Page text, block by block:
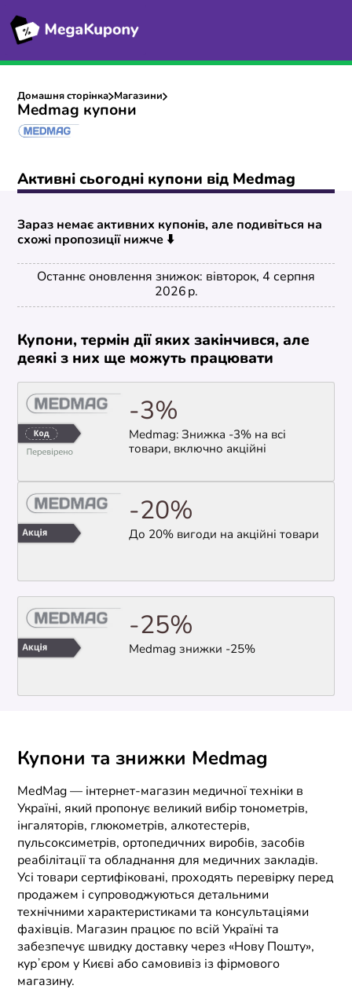
Домашня сторінка Магазини
Medmag купони
Активні сьогодні купони від Medmag
Зараз немає активних купонів, але подивіться на
схожі пропозиції нижче ⬇️
Останнє оновлення знижок: вівторок, 4 серпня
2026 р.
Купони, термін дії яких закінчився, але
деякі з них ще можуть працювати
-3%
Medmag: Знижка -3% на всі
товари, включно акційні
-20%
До 20% вигоди на акційні товари
-25%
Medmag знижки -25%
Купони та знижки Medmag
MedMag — інтернет-магазин медичної техніки в
Україні, який пропонує великий вибір тонометрів,
інгаляторів, глюкометрів, алкотестерів,
пульсоксиметрів, ортопедичних виробів, засобів
реабілітації та обладнання для медичних закладів.
Усі товари сертифіковані, проходять перевірку перед
продажем і супроводжуються детальними
технічними характеристиками та консультаціями
фахівців. Магазин працює по всій Україні та
забезпечує швидку доставку через «Нову Пошту»,
курʼєром у Києві або самовивіз із фірмового
магазину.